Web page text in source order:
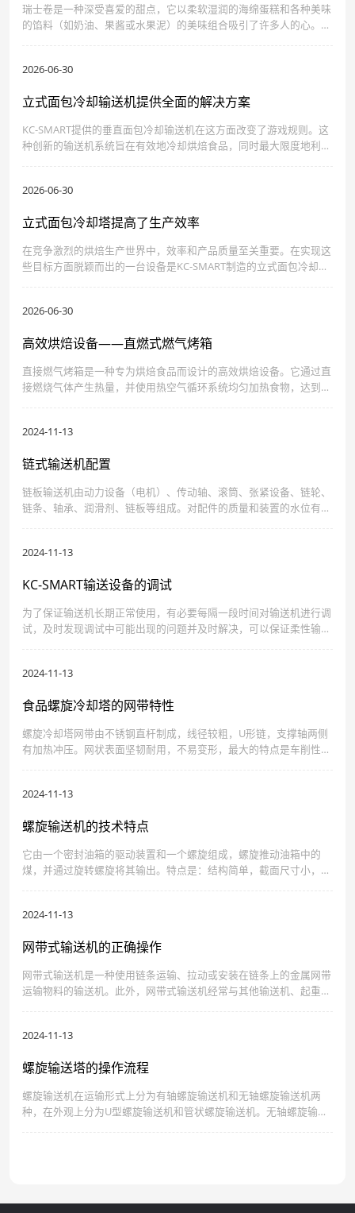
瑞士卷是一种深受喜爱的甜点，它以柔软湿润的海绵蛋糕和各种美味
的馅料（如奶油、果酱或水果泥）的美味组合吸引了许多人的心。尽
括原味、巧克力、抹茶和水果，每种口味都提供独特的味觉体验。
2026-06-30
立式面包冷却输送机提供全面的解决方案
KC-SMART提供的垂直面包冷却输送机在这方面改变了游戏规则。这
种创新的输送机系统旨在有效地冷却烘焙食品，同时最大限度地利用
2026-06-30
立式面包冷却塔提高了生产效率
在竞争激烈的烘焙生产世界中，效率和产品质量至关重要。在实现这
些目标方面脱颖而出的一台设备是KC-SMART制造的立式面包冷却
2026-06-30
高效烘焙设备——直燃式燃气烤箱
直接燃气烤箱是一种专为烘焙食品而设计的高效烘焙设备。它通过直
接燃烧气体产生热量，并使用热空气循环系统均匀加热食物，达到所
2024-11-13
链式输送机配置
链板输送机由动力设备（电机）、传动轴、滚筒、张紧设备、链轮、
链条、轴承、润滑剂、链板等组成。对配件的质量和装置的水位有很
2024-11-13
KC-SMART输送设备的调试
为了保证输送机长期正常使用，有必要每隔一段时间对输送机进行调
试，及时发现调试中可能出现的问题并及时解决，可以保证柔性输送
2024-11-13
食品螺旋冷却塔的网带特性
螺旋冷却塔网带由不锈钢直杆制成，线径较粗，U形链，支撑轴两侧
有加热冲压。网状表面坚韧耐用，不易变形，最大的特点是车削性能
2024-11-13
螺旋输送机的技术特点
它由一个密封油箱的驱动装置和一个螺旋组成，螺旋推动油箱中的
煤，并通过旋转螺旋将其输出。特点是：结构简单，截面尺寸小，密
2024-11-13
网带式输送机的正确操作
网带式输送机是一种使用链条运输、拉动或安装在链条上的金属网带
运输物料的输送机。此外，网带式输送机经常与其他输送机、起重装
2024-11-13
螺旋输送塔的操作流程
螺旋输送机在运输形式上分为有轴螺旋输送机和无轴螺旋输送机两
种，在外观上分为U型螺旋输送机和管状螺旋输送机。无轴螺旋输送